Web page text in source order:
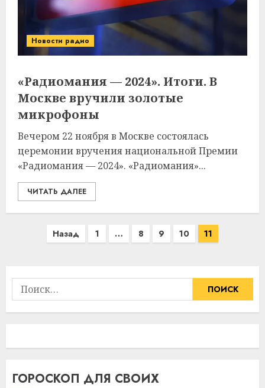
Новости радио
«Радиомания — 2024». Итоги. В
Москве вручили золотые
микрофоны
Вечером 22 ноября в Москве состоялась
церемонии вручения национальной Премии
«Радиомания — 2024». «Радиомания»...
ЧИТАТЬ ДАЛЕЕ
Пагинация
Назад 1 … 8 9 10 11
Найти:
ГОРОСКОП ДЛЯ СВОИХ